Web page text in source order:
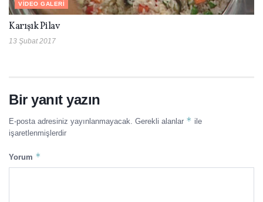
VIDEO GALERI
Karışık Pilav
13 Şubat 2017
Bir yanıt yazın
E-posta adresiniz yayınlanmayacak. Gerekli alanlar * ile
işaretlenmişlerdir
Yorum *